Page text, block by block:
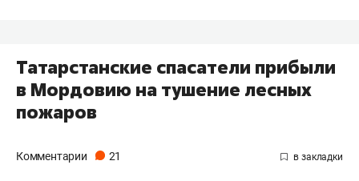
Татарстанские спасатели прибыли
в Мордовию на тушение лесных
пожаров
Комментарии 21